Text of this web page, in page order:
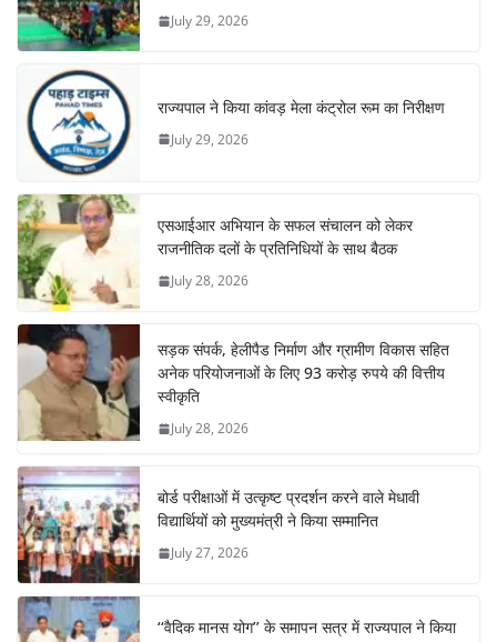
July 29, 2026
राज्यपाल ने किया कांवड़ मेला कंट्रोल रूम का निरीक्षण
July 29, 2026
एसआईआर अभियान के सफल संचालन को लेकर
राजनीतिक दलों के प्रतिनिधियों के साथ बैठक
July 28, 2026
सड़क संपर्क, हेलीपैड निर्माण और ग्रामीण विकास सहित
अनेक परियोजनाओं के लिए 93 करोड़ रुपये की वित्तीय
स्वीकृति
July 28, 2026
बोर्ड परीक्षाओं में उत्कृष्ट प्रदर्शन करने वाले मेधावी
विद्यार्थियों को मुख्यमंत्री ने किया सम्मानित
July 27, 2026
‘‘वैदिक मानस योग’’ के समापन सत्र में राज्यपाल ने किया